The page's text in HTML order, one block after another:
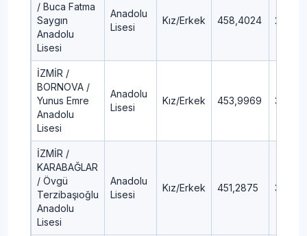
/ Buca Fatma
Saygın
Anadolu
Lisesi
Anadolu
Lisesi
Kız/Erkek 458,4024 2,77
İZMİR /
BORNOVA /
Yunus Emre
Anadolu
Lisesi
Anadolu
Lisesi
Kız/Erkek 453,9969 3,23
İZMİR /
KARABAĞLAR
/ Övgü
Terzibaşıoğlu
Anadolu
Lisesi
Anadolu
Lisesi
Kız/Erkek 451,2875 3,54